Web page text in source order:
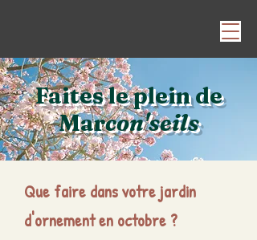
Faites le plein de
Marcon'seils
Que faire dans votre jardin
d'ornement en octobre ?